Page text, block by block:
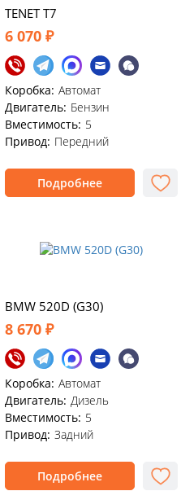
TENET T7
6 070 ₽
Коробка: Автомат
Двигатель: Бензин
Вместимость: 5
Привод: Передний
Подробнее
BMW 520D (G30)
8 670 ₽
Коробка: Автомат
Двигатель: Дизель
Вместимость: 5
Привод: Задний
Подробнее